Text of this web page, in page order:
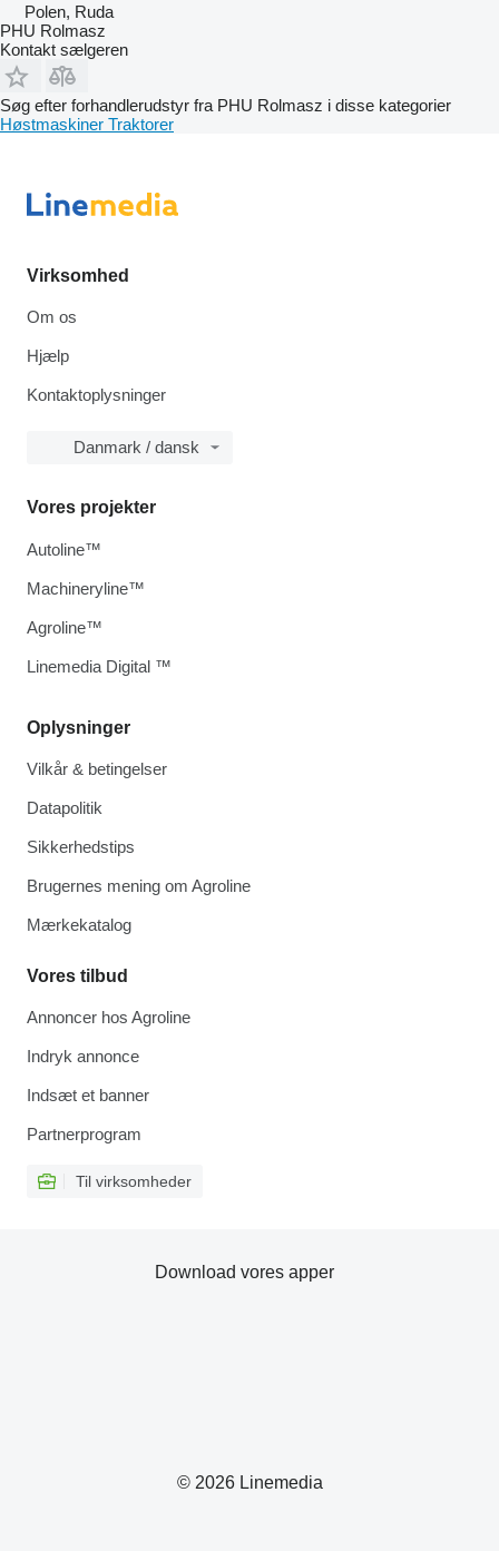
Polen, Ruda
PHU Rolmasz
Kontakt sælgeren
Søg efter forhandlerudstyr fra PHU Rolmasz i disse kategorier
Høstmaskiner Traktorer
Virksomhed
Om os
Hjælp
Kontaktoplysninger
Danmark / dansk
Oplysninger
Vilkår & betingelser
Datapolitik
Sikkerhedstips
Brugernes mening om Agroline
Mærkekatalog
Vores tilbud
Annoncer hos Agroline
Indryk annonce
Indsæt et banner
Partnerprogram
Til virksomheder
Vores projekter
Autoline™
Machineryline™
Agroline™
Linemedia Digital ™
© 2026 Linemedia
Download vores apper